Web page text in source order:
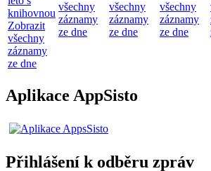
knihovnou
Zobrazit
všechny
záznamy
ze dne
všechny
záznamy
ze dne
všechny
záznamy
ze dne
všechny
záznamy
ze dne
Aplikace AppSisto
Přihlášení k odběru zpráv